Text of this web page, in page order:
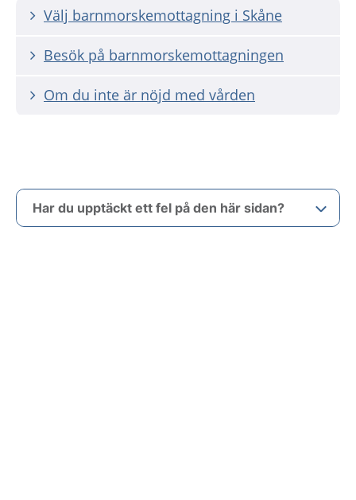
Välj barnmorskemottagning i Skåne
Besök på barnmorskemottagningen
Om du inte är nöjd med vården
Har du upptäckt ett fel på den här sidan?